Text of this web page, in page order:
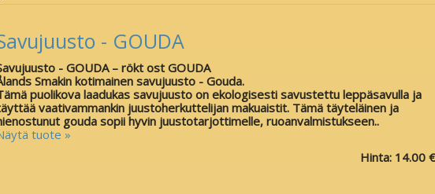
- GOUDA
- GOUDA – rökt ost GOUDA
Smakin kotimainen savujuusto - Gouda.
puolikova laadukas savujuusto on ekologisesti savustettu leppäsavulla ja
vaativammankin juustoherkuttelijan makuaistit. Tämä täyteläinen ja
gouda sopii hyvin juustotarjottimelle, ruoanvalmistukseen..
tuote »
Hinta: 14.00 €